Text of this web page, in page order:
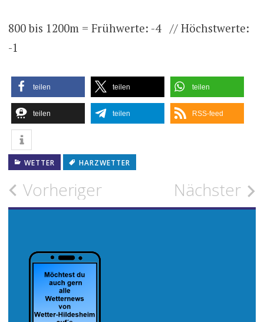
800 bis 1200m = Frühwerte: -4 // Höchstwerte:
-1
teilen teilen teilen
teilen teilen RSS-feed
WETTER HARZWETTER
Beitragsnavigation
Vorheriger Nächster